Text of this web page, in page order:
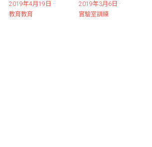
2019年4月19日 ·
教育教育
2019年3月6日 ·
實驗室訓練